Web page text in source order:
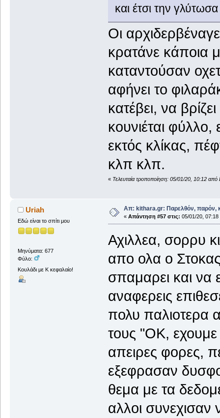
και έτσι την
Οι
κρατάνε κάποια
καταντούσαν
αφήνει το
κατέβει, να
κουνιέται
εκτός κλίκας,
κλπ κλπ.
« Τελευταία τροποποίηση: 05/01/20, 10:12 από
Uriah
Εδώ είναι το σπίτι μου
Μηνύματα: 677
Φύλο:
Κουλάδι με Κ κεφαλαίο!
Απ: kithara.gr: Παρελθόν, παρόν,
« Απάντηση #57 στις: 05/01/20, 07:18
Αχιλλεα, σορρυ
απο ολα ο
σπαμαρει και να
αναφερεις
πολυ παλιοτερα
τους "ΟΚ, εχουμε
απειρες φορες,
εξεφρασαν
θεμα με τα
αλλοι συνεχισαν